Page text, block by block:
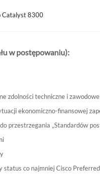
Catalyst 8300
w postępowaniu):
zdolności techniczne i
ekonomiczno-finansowej
przestrzegania „Standardów
status co najmniej Cisco